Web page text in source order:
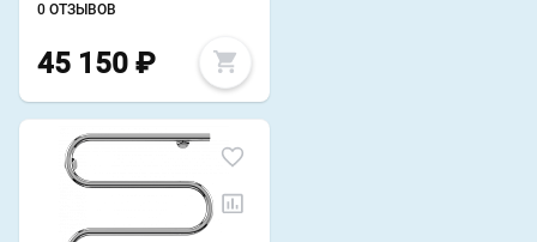
0 ОТЗЫВОВ
45 150 ₽